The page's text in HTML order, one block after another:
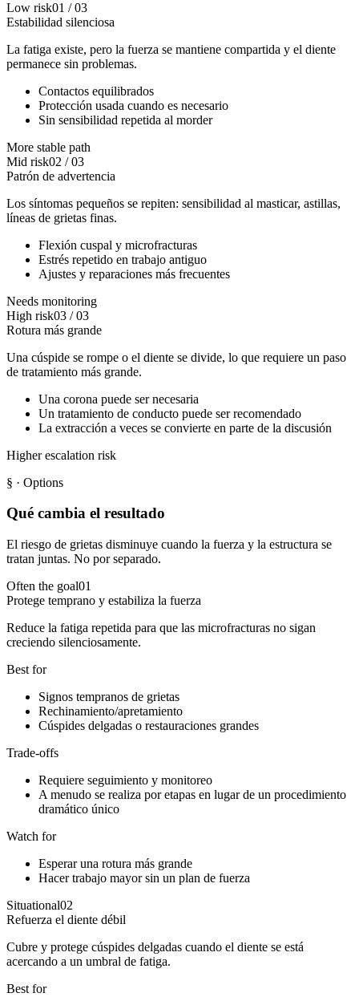
Low risk01 /03
Estabilidad silenciosa
La fatiga existe, pero la fuerza se mantiene compartida y el diente
permanece sin problemas.
Contactos equilibrados
Protección usada cuando es necesario
Sin sensibilidad repetida al morder
More stable path
Mid risk02 /03
Patrón de advertencia
Los síntomas pequeños se repiten: sensibilidad al masticar, astillas,
líneas de grietas finas.
Flexión cuspal y microfracturas
Estrés repetido en trabajo antiguo
Ajustes y reparaciones más frecuentes
Needs monitoring
High risk03 /03
Rotura más grande
Una cúspide se rompe o el diente se divide, lo que requiere un paso
de tratamiento más grande.
Una corona puede ser necesaria
Un tratamiento de conducto puede ser recomendado
La extracción a veces se convierte en parte de la discusión
Higher escalation risk
§ · Options
Qué cambia el resultado
El riesgo de grietas disminuye cuando la fuerza y la estructura se
tratan juntas. No por separado.
Often the goal01
Protege temprano y estabiliza la fuerza
Reduce la fatiga repetida para que las microfracturas no sigan
creciendo silenciosamente.
Best for
Signos tempranos de grietas
Rechinamiento/apretamiento
Cúspides delgadas o restauraciones grandes
Trade-offs
Requiere seguimiento y monitoreo
A menudo se realiza por etapas en lugar de un procedimiento
dramático único
Watch for
Esperar una rotura más grande
Hacer trabajo mayor sin un plan de fuerza
Situational02
Refuerza el diente débil
Cubre y protege cúspides delgadas cuando el diente se está
acercando a un umbral de fatiga.
Best for